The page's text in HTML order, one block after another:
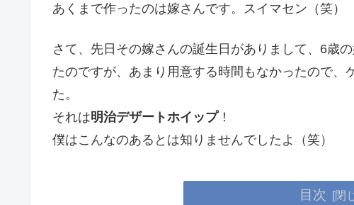
あくまで作ったのは嫁さんです。スイマセン（笑）
さて、先日その嫁さんの誕生日がありまして、6歳
たのですが、あまり用意する時間もなかったので、
た。
それは明治デザートホイップ！
僕はこんなのあるとは知りませんでしたよ（笑）
目次